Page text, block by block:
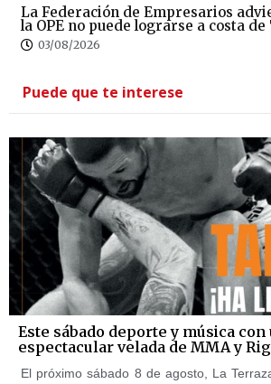
La Federación de Empresarios
la OPE no puede lograrse a costa
03/08/2026
Puede que te interese
Este sábado deporte y música con
espectacular velada de MMA y
El próximo sábado 8 de agosto, La